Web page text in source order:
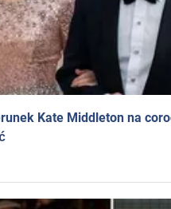
Kate Middleton na